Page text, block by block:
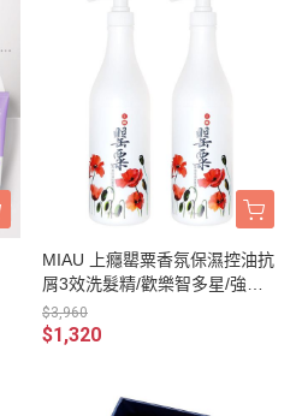
MIAU 上癮罌粟香氛保濕控油抗
屑3效洗髮精/歡樂智多星/強力
推薦1000m/防止頭皮的油臭味
及汗味/保持頭皮健康狀態歡樂
$3,960
$1,320